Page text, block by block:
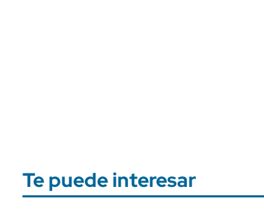
Te puede interesar